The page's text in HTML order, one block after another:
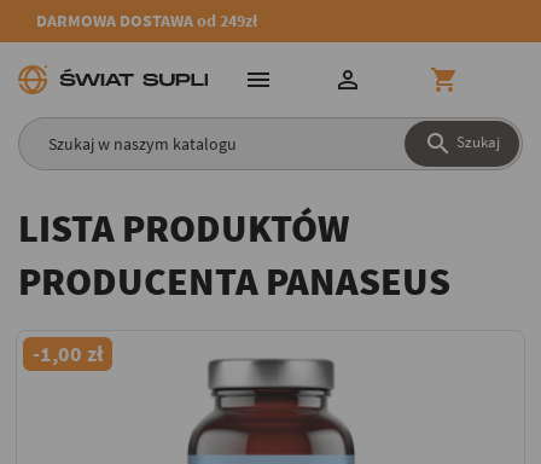
DARMOWA DOSTAWA od 249zł
 Szukaj
  
LISTA PRODUKTÓW
PRODUCENTA PANASEUS
-1,00 zł